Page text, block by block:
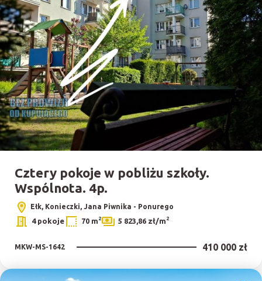
Cztery pokoje w pobliżu szkoły.
Wspólnota. 4p.
Ełk, Konieczki, Jana Piwnika - Ponurego
4 pokoje 70 m2 5 823,86 zł/m2
MKW-MS-1642 410 000 zł